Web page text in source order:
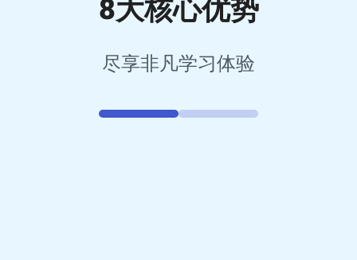
8大核心优势
尽享非凡学习体验